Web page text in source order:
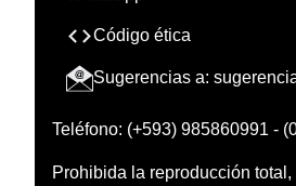
Código ética
Sugerencias a:
Teléfono: (+593) 985860991 -
Prohibida la reproducción